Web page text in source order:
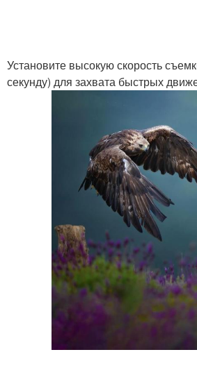
Установите высокую скорость
секунду) для захвата быстрых